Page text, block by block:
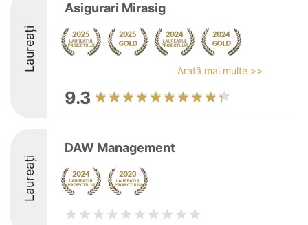
Laureați
Asigurari Mirasig
Arată mai multe >>
9.3
Laureați
DAW Management